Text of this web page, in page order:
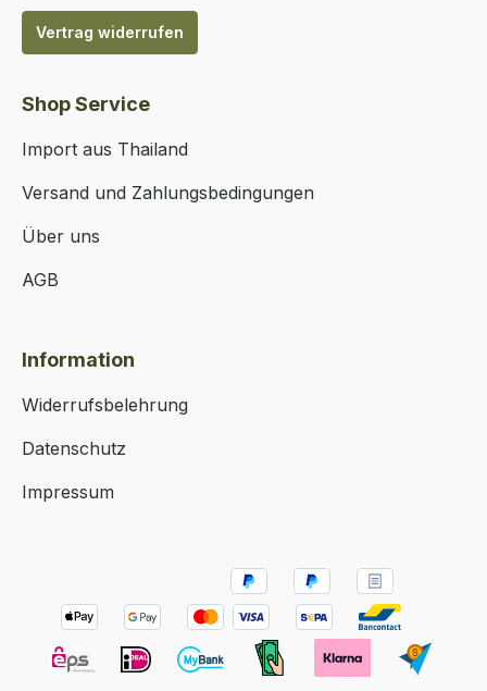
Vertrag widerrufen
Shop Service
Import aus Thailand
Versand und Zahlungsbedingungen
Über uns
AGB
Information
Widerrufsbelehrung
Datenschutz
Impressum